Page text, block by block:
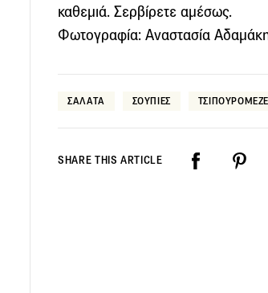
καθεμιά. Σερβίρετε αμέσως.
Φωτογραφία: Αναστασία
ΣΑΛΑΤΑ ΣΟΥΠΙΕΣ
SHARE THIS ARTICLE